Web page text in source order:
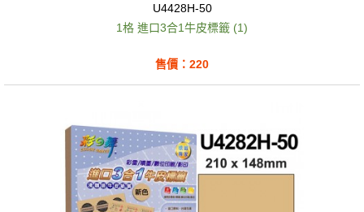
U4428H-50
1格 進口3合1牛皮標籤 (1)
售價：220